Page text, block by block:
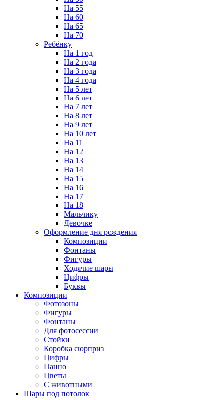
На 55
На 60
На 65
На 70
Ребёнку
На 1 год
На 2 года
На 3 года
На 4 года
На 5 лет
На 6 лет
На 7 лет
На 8 лет
На 9 лет
На 10 лет
На 11
На 12
На 13
На 14
На 15
На 16
На 17
На 18
Мальчику
Девочке
Оформление дня рождения
Композиции
Фонтаны
Фигуры
Ходячие шары
Цифры
Буквы
Композиции
Фотозоны
Фигуры
Фонтаны
Для фотосессии
Стойки
Коробка сюрприз
Цифры
Панно
Цветы
С животными
Шары под потолок